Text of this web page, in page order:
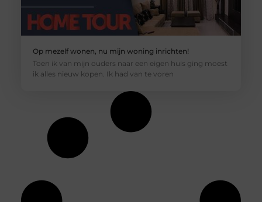
Op mezelf wonen, nu mijn woning inrichten!
Toen ik van mijn ouders naar een eigen huis ging moest
ik alles nieuw kopen. Ik had van te voren